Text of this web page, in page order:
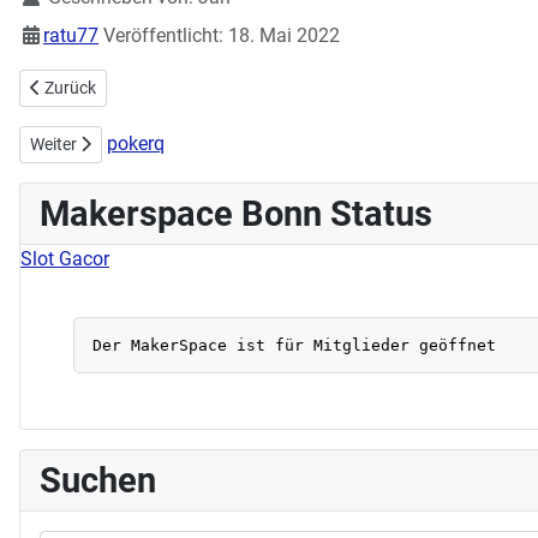
ratu77 Veröffentlicht: 18. Mai 2022
Vorheriger Beitrag: #iPRODUCE - Einreichungsfrist für Wettbewerb
Zurück
Nächster Beitrag: Kooperation Bau Open Bike Sensor am 15.05.2022
Weiter pokerq
Makerspace Bonn Status
Slot Gacor
Suchen